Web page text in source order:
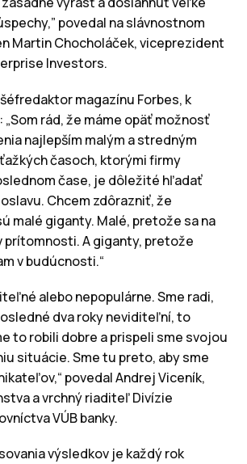
povedal na slávnostnom
Martin Chocholáček, viceprezident
Investors.
magazínu Forbes, k
rád, že máme opäť možnosť
najlepším malým a stredným
časoch, ktorými firmy
čase, je dôležité hľadať
Chcem zdôrazniť, že
malé giganty. Malé, pretože sa na
prítomnosti. A giganty, pretože
v budúcnosti.“
alebo nepopulárne. Sme radi,
dva roky neviditeľní, to
to robili dobre a prispeli sme svojou
situácie. Sme tu preto, aby sme
povedal Andrej Viceník,
a vrchný riaditeľ Divízie
VÚB banky.
výsledkov je každý rok